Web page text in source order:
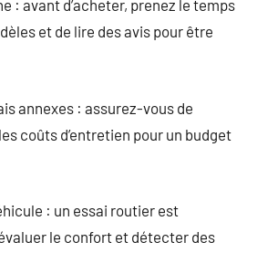
: avant d’acheter, prenez le temps
et de lire des avis pour être
annexes : assurez-vous de
coûts d’entretien pour un budget
: un essai routier est
le confort et détecter des